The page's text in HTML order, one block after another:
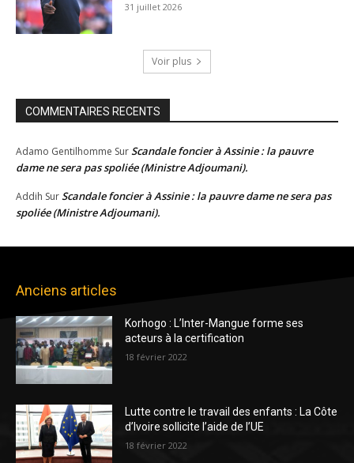
31 juillet 2026
Voir plus
COMMENTAIRES RECENTS
Adamo Gentilhomme SurScandale foncier à Assinie : la pauvre
dame ne sera pas spoliée (Ministre Adjoumani).
Addih SurScandale foncier à Assinie : la pauvre dame ne sera pas
spoliée (Ministre Adjoumani).
Anciens articles
Korhogo : L’Inter-Mangue forme ses
acteurs à la certification
18 février 2022
Lutte contre le travail des enfants : La Côte
d’Ivoire sollicite l’aide de l’UE
18 février 2022